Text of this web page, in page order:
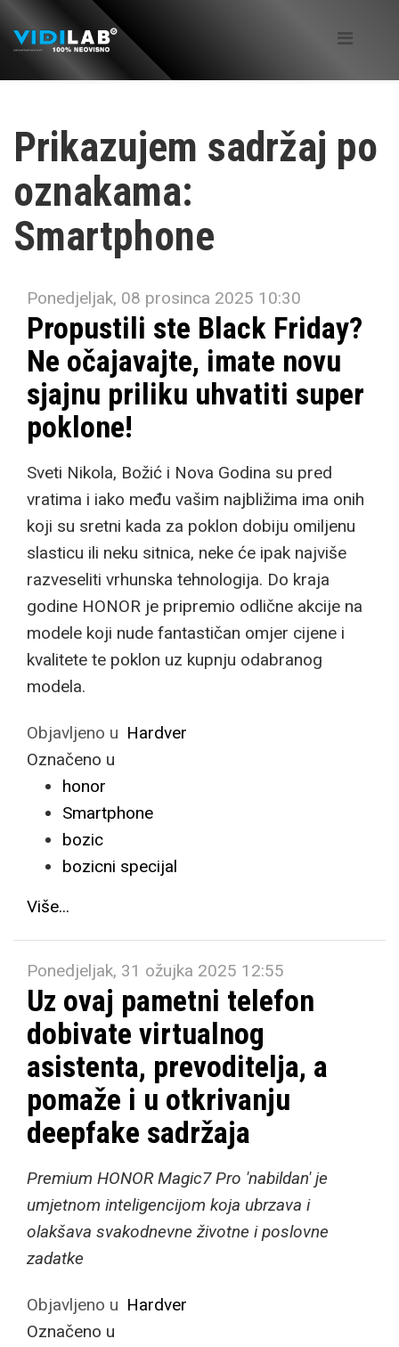
Prikazujem sadržaj po
oznakama:
Smartphone
Ponedjeljak, 08 prosinca 2025 10:30
Propustili ste Black Friday?
Ne očajavajte, imate novu
sjajnu priliku uhvatiti super
poklone!
Sveti Nikola, Božić i Nova Godina su pred
vratima i iako među vašim najbližima ima onih
koji su sretni kada za poklon dobiju omiljenu
slasticu ili neku sitnica, neke će ipak najviše
razveseliti vrhunska tehnologija. Do kraja
godine HONOR je pripremio odlične akcije na
modele koji nude fantastičan omjer cijene i
kvalitete te poklon uz kupnju odabranog
modela.
Objavljeno u Hardver
Označeno u
honor
Smartphone
bozic
bozicni specijal
Više...
Ponedjeljak, 31 ožujka 2025 12:55
Uz ovaj pametni telefon
dobivate virtualnog
asistenta, prevoditelja, a
pomaže i u otkrivanju
deepfake sadržaja
Premium HONOR Magic7 Pro 'nabildan' je
umjetnom inteligencijom koja ubrzava i
olakšava svakodnevne životne i poslovne
zadatke
Objavljeno u Hardver
Označeno u